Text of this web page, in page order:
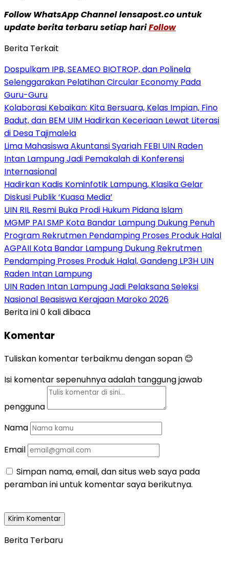
Follow WhatsApp Channel lensapost.co untuk
update berita terbaru setiap hariFollow
Berita Terkait
Dospulkam IPB, SEAMEO BIOTROP, dan Polinela
Selenggarakan Pelatihan Circular Economy Pada
Guru-Guru
Kolaborasi Kebaikan: Kita Bersuara, Kelas Impian, Fino
Badut, dan BEM UIM Hadirkan Keceriaan Lewat Literasi
di Desa Tajimalela
Lima Mahasiswa Akuntansi Syariah FEBI UIN Raden
Intan Lampung Jadi Pemakalah di Konferensi
Internasional
Hadirkan Kadis Kominfotik Lampung, Klasika Gelar
Diskusi Publik ‘Kuasa Media’
UIN RIL Resmi Buka Prodi Hukum Pidana Islam
MGMP PAI SMP Kota Bandar Lampung Dukung Penuh
Program Rekrutmen Pendamping Proses Produk Halal
AGPAII Kota Bandar Lampung Dukung Rekrutmen
Pendamping Proses Produk Halal, Gandeng LP3H UIN
Raden Intan Lampung
UIN Raden Intan Lampung Jadi Pelaksana Seleksi
Nasional Beasiswa Kerajaan Maroko 2026
Berita ini 0 kali dibaca
Komentar
Tuliskan komentar terbaikmu dengan sopan 😊
Isi komentar sepenuhnya adalah tanggung jawab
pengguna
Nama
Email
Simpan nama, email, dan situs web saya pada
peramban ini untuk komentar saya berikutnya.
Berita Terbaru